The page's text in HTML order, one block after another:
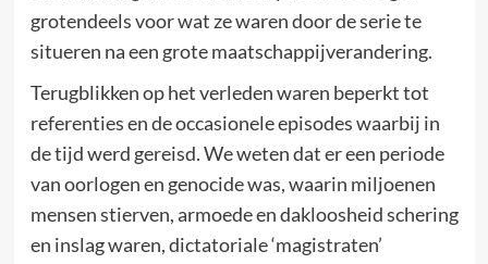
grotendeels voor wat ze waren door de serie te
situeren na een grote maatschappijverandering.
Terugblikken op het verleden waren beperkt tot
referenties en de occasionele episodes waarbij in
de tijd werd gereisd. We weten dat er een periode
van oorlogen en genocide was, waarin miljoenen
mensen stierven, armoede en dakloosheid schering
en inslag waren, dictatoriale ‘magistraten’